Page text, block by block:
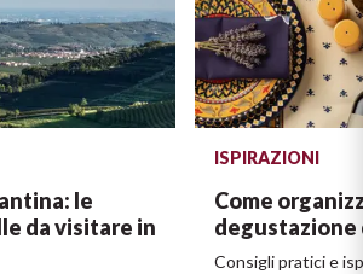
le
da visitare in
ISPIRAZIONI
Come
degustazione
Consigli pratici e